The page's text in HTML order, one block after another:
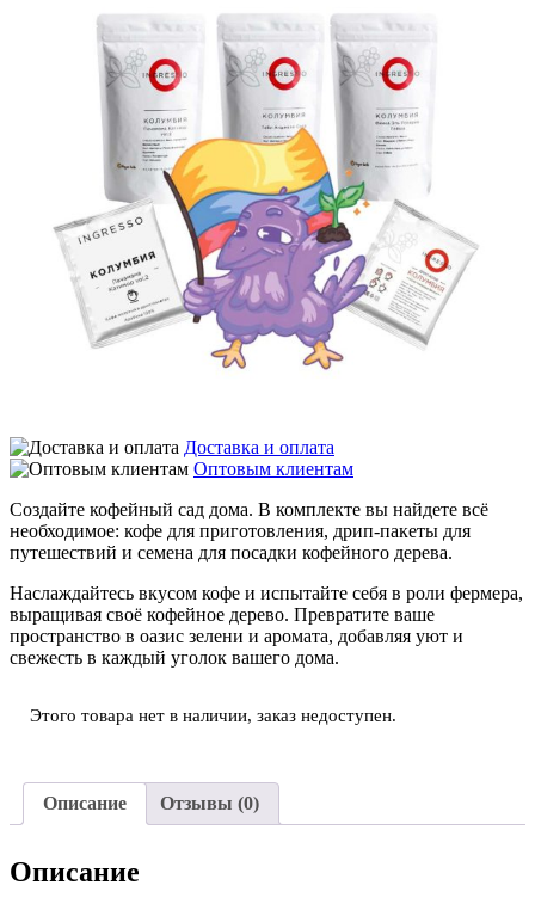
Доставка и оплата
Оптовым клиентам
Создайте кофейный сад дома. В комплекте вы найдете всё
необходимое: кофе для приготовления, дрип-пакеты для
путешествий и семена для посадки кофейного дерева.
Наслаждайтесь вкусом кофе и испытайте себя в роли фермера,
выращивая своё кофейное дерево. Превратите ваше
пространство в оазис зелени и аромата, добавляя уют и
свежесть в каждый уголок вашего дома.
Этого товара нет в наличии, заказ недоступен.
Описание Отзывы (0)
Описание